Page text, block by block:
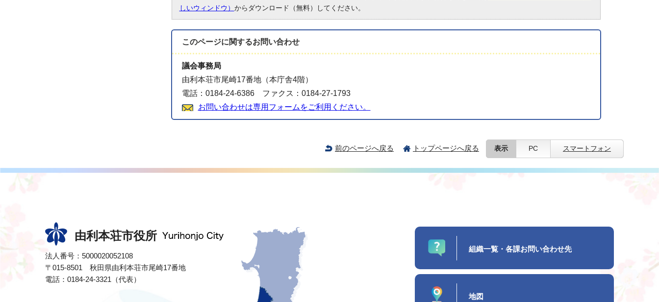
しいウィンドウ） からダウンロード（無料）してください。
このページに関するお問い合わせ
議会事務局
由利本荘市尾崎17番地（本庁舎4階）
電話：0184-24-6386 ファクス：0184-27-1793
お問い合わせは専用フォームをご利用ください。
前のページへ戻る トップページへ戻る 表示 PC スマートフォン
由利本荘市役所
法人番号：5000020052108
〒015-8501 秋田県由利本荘市尾崎17番地
電話：0184-24-3321（代表）
組織一覧・各課お問い合わせ先
地図